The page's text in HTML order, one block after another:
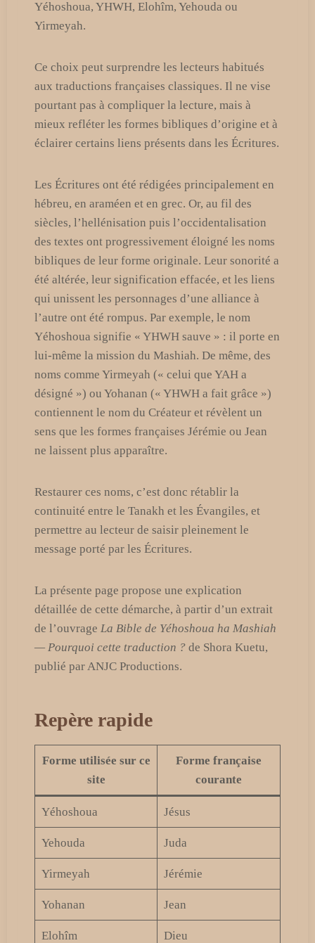
Yéhoshoua, YHWH, Elohîm, Yehouda ou
Yirmeyah.
Ce choix peut surprendre les lecteurs habitués
aux traductions françaises classiques. Il ne vise
pourtant pas à compliquer la lecture, mais à
mieux refléter les formes bibliques d’origine et à
éclairer certains liens présents dans les Écritures.
Les Écritures ont été rédigées principalement en
hébreu, en araméen et en grec. Or, au fil des
siècles, l’hellénisation puis l’occidentalisation
des textes ont progressivement éloigné les noms
bibliques de leur forme originale. Leur sonorité a
été altérée, leur signification effacée, et les liens
qui unissent les personnages d’une alliance à
l’autre ont été rompus. Par exemple, le nom
Yéhoshoua signifie « YHWH sauve » : il porte en
lui-même la mission du Mashiah. De même, des
noms comme Yirmeyah (« celui que YAH a
désigné ») ou Yohanan (« YHWH a fait grâce »)
contiennent le nom du Créateur et révèlent un
sens que les formes françaises Jérémie ou Jean
ne laissent plus apparaître.
Restaurer ces noms, c’est donc rétablir la
continuité entre le Tanakh et les Évangiles, et
permettre au lecteur de saisir pleinement le
message porté par les Écritures.
La présente page propose une explication
détaillée de cette démarche, à partir d’un extrait
de l’ouvrage La Bible de Yéhoshoua ha Mashiah
— Pourquoi cette traduction ? de Shora Kuetu,
publié par ANJC Productions.
Repère rapide
Forme utilisée sur ce
site
Forme française
courante
Yéhoshoua Jésus
Yehouda Juda
Yirmeyah Jérémie
Yohanan Jean
Elohîm Dieu